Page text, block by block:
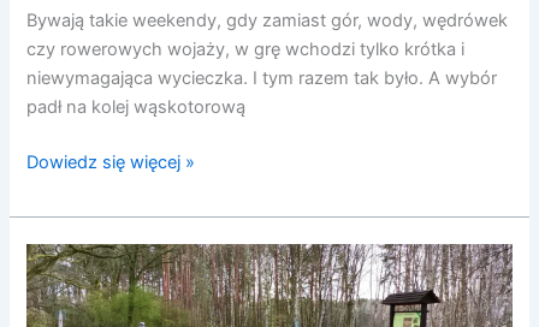
Bywają takie weekendy, gdy zamiast gór, wody, wędrówek
czy rowerowych wojaży, w grę wchodzi tylko krótka i
niewymagająca wycieczka. I tym razem tak było. A wybór
padł na kolej wąskotorową
Dowiedz się więcej »
Sułów
–
Ruda